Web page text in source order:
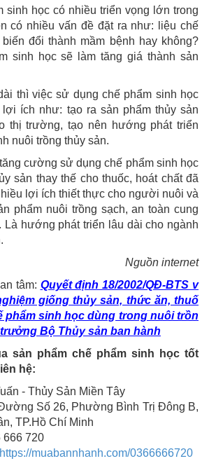
sinh học có nhiều triển vọng lớn trong
có nhiều vấn đề đặt ra như: liệu chế
đổi thành mầm bệnh hay không?
sinh học sẽ làm tăng giá thành sản
thì việc sử dụng chế phẩm sinh học
ích như: tạo ra sản phẩm thủy sản
thị trường, tạo nên hướng phát triển
nuôi trồng thủy sản.
cường sử dụng chế phẩm sinh học
sản thay thế cho thuốc, hoát chất đã
lợi ích thiết thực cho người nuôi và
phẩm nuôi trồng sạch, an toàn cung
Là hướng phát triển lâu dài cho ngành
Nguồn internet
tâm: Quyết định 18/2002/QĐ-BTS v
giống thủy sản, thức ăn, thuố
phẩm sinh học dùng trong nuôi trồn
Bộ Thủy sản ban hành
sản phẩm chế phẩm sinh học tốt
hệ:
- Thủy Sản Miền Tây
Số 26, Phường Bình Trị Đông B,
TP.Hồ Chí Minh
666 720
https://muabannhanh.com/0366666720